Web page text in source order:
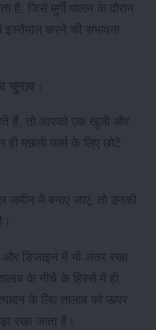
है, जिसे मुर्गी पालन के दौरान
करने की संभावना
हैं, तो आपको एक खुली और
मछली फार्म के लिए छोटे
जमीन में बनाए जाएं, तो उनकी
डिजाइन में भी अंतर रखा
के नीचे के हिस्से में ही
के लिए तालाब को ऊपर
रखा जाता है।